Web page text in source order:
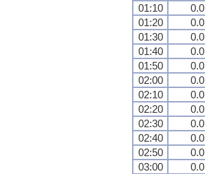
01:10
0.0
01:20
0.0
01:30
0.0
01:40
0.0
01:50
0.0
02:00
0.0
02:10
0.0
02:20
0.0
02:30
0.0
02:40
0.0
02:50
0.0
03:00
0.0